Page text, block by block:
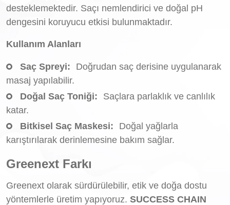
desteklemektedir. Saçı nemlendirici ve doğal pH
dengesini koruyucu etkisi bulunmaktadır.
Kullanım Alanları
Saç Spreyi:
Doğrudan saç derisine uygulanarak
masaj yapılabilir.
Doğal Saç Toniği:
Saçlara parlaklık ve canlılık
katar.
Bitkisel Saç Maskesi:
Doğal yağlarla
karıştırılarak derinlemesine bakım sağlar.
Greenext Farkı
Greenext olarak sürdürülebilir, etik ve doğa dostu
yöntemlerle üretim yapıyoruz. SUCCESS CHAIN